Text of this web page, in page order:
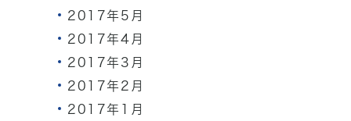
2017年5月
2017年4月
2017年3月
2017年2月
2017年1月